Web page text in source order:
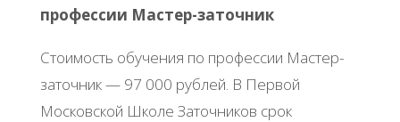
профессии Мастер-заточник
Стоимость обучения по профессии Мастер-
заточник — 97 000 рублей. В Первой
Московской Школе Заточников срок